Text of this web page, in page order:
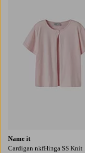
Name it
Cardigan nkfHinga SS Knit